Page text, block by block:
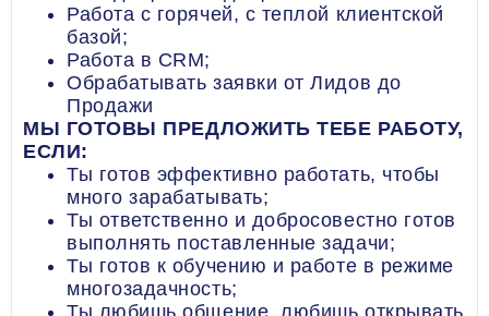
Работа с горячей, с теплой клиентской
базой;
Работа в CRM;
Обрабатывать заявки от Лидов до
Продажи
МЫ ГОТОВЫ ПРЕДЛОЖИТЬ ТЕБЕ РАБОТУ,
ЕСЛИ:
Ты готов эффективно работать, чтобы
много зарабатывать;
Ты ответственно и добросовестно готов
выполнять поставленные задачи;
Ты готов к обучению и работе в режиме
многозадачность;
Ты любишь общение, любишь открывать